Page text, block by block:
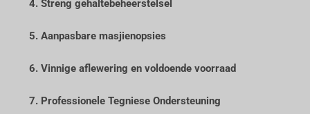
4. Streng gehaltebeheerstelsel
5. Aanpasbare masjienopsies
6. Vinnige aflewering en voldoende voorraad
7. Professionele Tegniese Ondersteuning